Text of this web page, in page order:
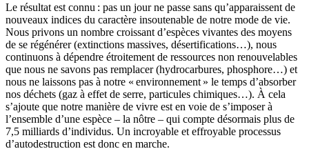
Le résultat est connu : pas un jour ne passe sans qu’apparaissent de
nouveaux indices du caractère insoutenable de notre mode de vie.
Nous privons un nombre croissant d’espèces vivantes des moyens
de se régénérer (extinctions massives, désertifications…), nous
continuons à dépendre étroitement de ressources non renouvelables
que nous ne savons pas remplacer (hydrocarbures, phosphore…) et
nous ne laissons pas à notre « environnement » le temps d’absorber
nos déchets (gaz à effet de serre, particules chimiques…). À cela
s’ajoute que notre manière de vivre est en voie de s’imposer à
l’ensemble d’une espèce – la nôtre – qui compte désormais plus de
7,5 milliards d’individus. Un incroyable et effroyable processus
d’autodestruction est donc en marche.